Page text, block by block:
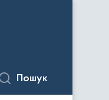
Пошук